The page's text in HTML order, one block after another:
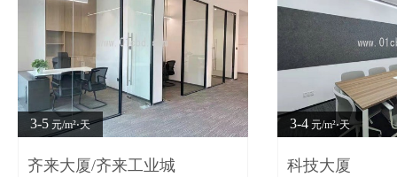
3-5 元/m²⋅天
齐来大厦/齐来工业城
3-4 元/m²⋅天
科技大厦